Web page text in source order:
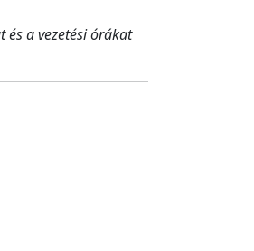
és a vezetési órákat